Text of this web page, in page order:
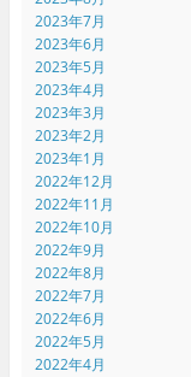
2023年7月
2023年6月
2023年5月
2023年4月
2023年3月
2023年2月
2023年1月
2022年12月
2022年11月
2022年10月
2022年9月
2022年8月
2022年7月
2022年6月
2022年5月
2022年4月